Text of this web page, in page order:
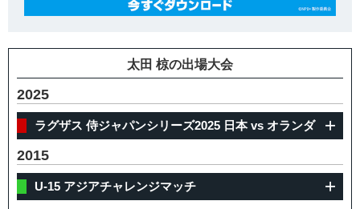
太田 椋の出場大会
2025
ラグザス 侍ジャパンシリーズ2025 日本 vs オランダ
2015
U-15 アジアチャレンジマッチ